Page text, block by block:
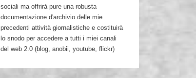
sociali ma offrirà pure una robusta
documentazione d'archivio delle mie
precedenti attività giornalistiche e costituirà
lo snodo per accedere a tutti i miei canali
del web 2.0 (blog, anobii, youtube, flickr)